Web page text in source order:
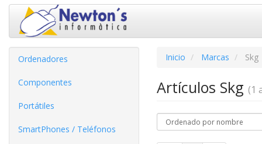
Ordenadores
Componentes
Portátiles
SmartPhones / Teléfonos
Inicio Marcas Skg
Artículos Skg (1